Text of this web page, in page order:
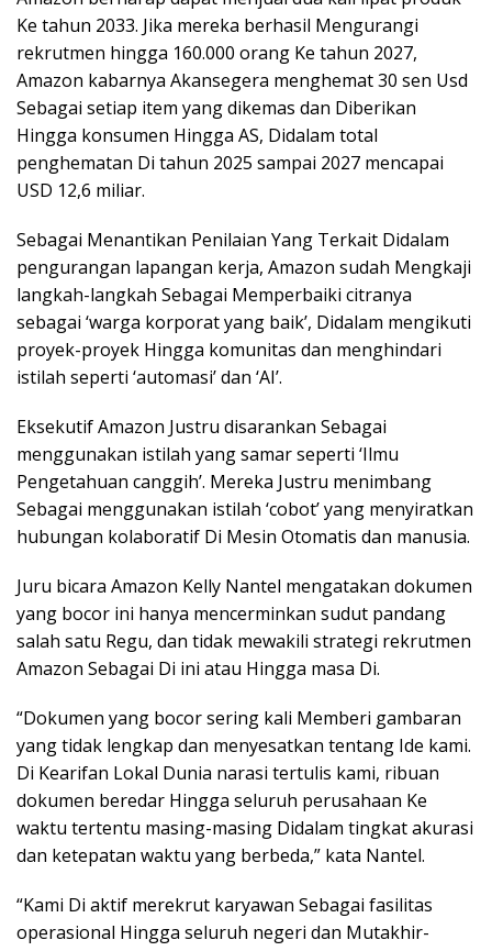
Ke tahun 2033. Jika mereka berhasil Mengurangi
rekrutmen hingga 160.000 orang Ke tahun 2027,
Amazon kabarnya Akansegera menghemat 30 sen Usd
Sebagai setiap item yang dikemas dan Diberikan
Hingga konsumen Hingga AS, Didalam total
penghematan Di tahun 2025 sampai 2027 mencapai
USD 12,6 miliar.
Sebagai Menantikan Penilaian Yang Terkait Didalam
pengurangan lapangan kerja, Amazon sudah Mengkaji
langkah-langkah Sebagai Memperbaiki citranya
sebagai ‘warga korporat yang baik’, Didalam mengikuti
proyek-proyek Hingga komunitas dan menghindari
istilah seperti ‘automasi’ dan ‘AI’.
Eksekutif Amazon Justru disarankan Sebagai
menggunakan istilah yang samar seperti ‘Ilmu
Pengetahuan canggih’. Mereka Justru menimbang
Sebagai menggunakan istilah ‘cobot’ yang menyiratkan
hubungan kolaboratif Di Mesin Otomatis dan manusia.
Juru bicara Amazon Kelly Nantel mengatakan dokumen
yang bocor ini hanya mencerminkan sudut pandang
salah satu Regu, dan tidak mewakili strategi rekrutmen
Amazon Sebagai Di ini atau Hingga masa Di.
“Dokumen yang bocor sering kali Memberi gambaran
yang tidak lengkap dan menyesatkan tentang Ide kami.
Di Kearifan Lokal Dunia narasi tertulis kami, ribuan
dokumen beredar Hingga seluruh perusahaan Ke
waktu tertentu masing-masing Didalam tingkat akurasi
dan ketepatan waktu yang berbeda,” kata Nantel.
“Kami Di aktif merekrut karyawan Sebagai fasilitas
operasional Hingga seluruh negeri dan Mutakhir-